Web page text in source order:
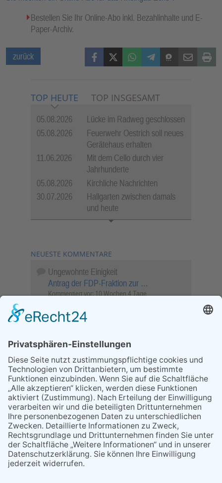
Bestellen Sie Ihr Online-Abo inkl. Bezahlinhalte und E-
Paper-Archiv.
zurück FacebookX (Twitter)WhatsAppTelegramThreemaMail Print
TOP HEUTE TOP INSGESAMT
05.08.2026
Lücke im Radweg geschlossen
05.08.2026
Feuerwehr Oestrich soll neues
Gerätehaus erhalten
11.06.2026
Mit dem Cello durch vier
Jahrhunderte
05.08.2026
Kirchliche Nachrichten
30.07.2026
Hallgarten zwischen damals
und heute
NEUESTE KOMMENTARE
Ungewohnte Einigkeit
Antrag der FDP-Fraktion zur …
Kommentiert vor: 10 Wochen 4 Tage
Objekt …
Kommentiert vor: 25 Wochen 5 Tage
Sperrung für Wassersportler schlägt hohe
Wellen
Sperrung der Stillgewässer
Kommentiert vor:1 Jahr 50 Wochen
Literarischer Rückblick
Alte Schule
Kommentiert vor:3 Jahre 18 Wochen
Abschaltung der Straßenbeleuchtung
Abschaltung der Strassenbeleuchtung
Kommentiert vor:3 Jahre 29 Wochen